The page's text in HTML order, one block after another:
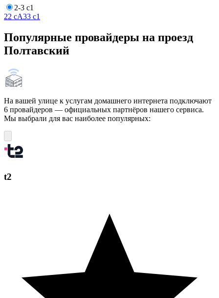
2-3 с1
22 сА33 с1
Популярные провайдеры на проезд
Полтавский
На вашей улице к услугам домашнего интернета подключают
6 провайдеров — официальных партнёров нашего сервиса.
Мы выбрали для вас наиболее популярных:
t2